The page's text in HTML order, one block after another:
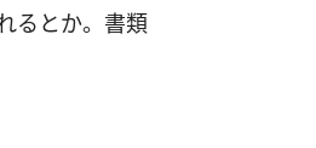
るとか。書類